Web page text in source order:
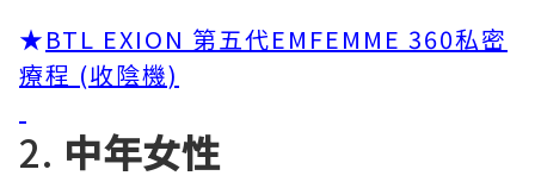
★BTL EXION 第五代EMFEMME 360私密
療程 (收陰機)
2. 中年女性